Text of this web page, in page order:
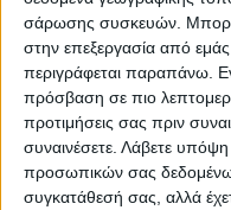
σάρωσης συσκευών.
στην επεξεργασία από
περιγράφεται παραπάνω.
πρόσβαση σε πιο
προτιμήσεις σας πριν
συναινέσετε. Λάβετε υπόψη
προσωπικών σας
συγκατάθεσή σας, αλλά
Η Αρχαιότερη